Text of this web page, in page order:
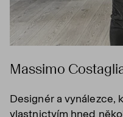
Massimo
Designér a vynálezce,
vlastnictvím hned